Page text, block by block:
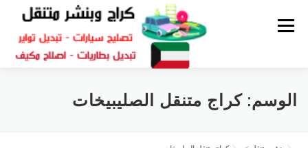
القائمة
كراج تصليح سيارات بنشر الكويت كراج متنقل
سكراب قطع غيار
الوسم:كراج متنقل الصليبيخات